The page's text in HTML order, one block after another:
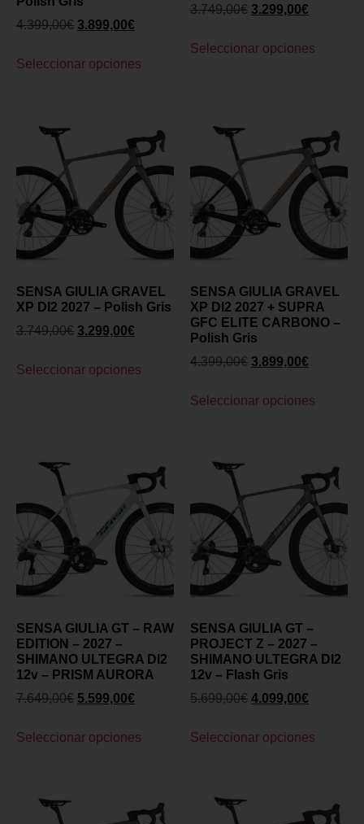
4.399,00€ 3.899,00€
Seleccionar opciones
3.749,00€ 3.299,00€
Seleccionar opciones
SENSA GIULIA GRAVEL
XP DI2 2027 – Polish Gris
3.749,00€ 3.299,00€
Seleccionar opciones
SENSA GIULIA GRAVEL
XP DI2 2027 + SUPRA
GFC ELITE CARBONO –
Polish Gris
4.399,00€ 3.899,00€
Seleccionar opciones
SENSA GIULIA GT – RAW
EDITION – 2027 –
SHIMANO ULTEGRA DI2
12v – PRISM AURORA
7.649,00€ 5.599,00€
Seleccionar opciones
SENSA GIULIA GT –
PROJECT Z – 2027 –
SHIMANO ULTEGRA DI2
12v – Flash Gris
5.699,00€ 4.099,00€
Seleccionar opciones